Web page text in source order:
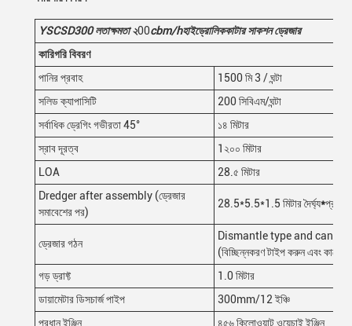
YSCSD300 লতাক্ষমতা ২00cbm/hহাইড্রোলিককাটার সাকশন ড্রেজার
কারিগরি বিবরণ
পানির প্রবাহ
1500 মি 3 / ঘন্টা
সলিড ক্যাপাসিটি
200 সিবিএম/ঘন্টা
সর্বাধিক ড্রেগিং গভীরতা 45°
১৪ মিটার
স্রাব দূরত্ব
1২০০ মিটার
LOA
28.৫ মিটার
Dredger after assembly (ড্রেজার
সমাবেশের পর)
28.5*5.5*1.5 মিটার দৈর্ঘ্য*প্রস্থ*
ড্রেজার গঠন
Dismantle type and can
(বিচ্ছিন্নকরণ টাইপ করুন এবং কাজের
গড় ড্রাফ্ট
1.0 মিটার
ডায়ামেটার ডিসচার্জ পাইপ
300mm/12 ইঞ্চি
প্রধান ইঞ্জিন
৪৫৬ কিলোওয়াট ওয়েচাই ইঞ্জিন